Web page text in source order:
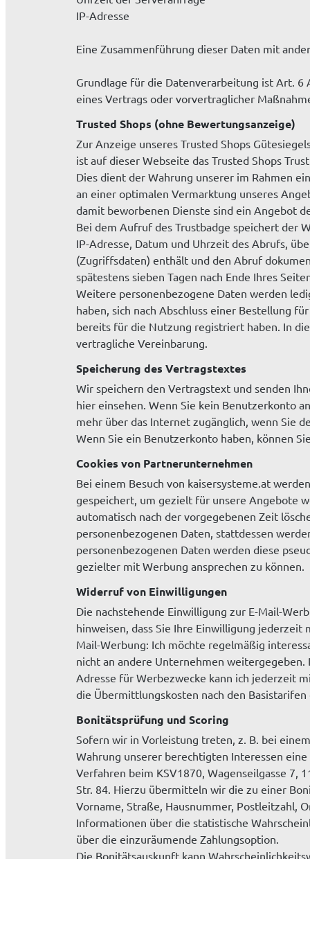
IP-Adresse
Eine Zusammenführung dieser Daten mit
Grundlage für die Datenverarbeitung ist Art. 6
eines Vertrags oder vorvertraglicher
Trusted Shops (ohne Bewertungsanzeige)
Zur Anzeige unseres Trusted Shops
ist auf dieser Webseite das Trusted Shops
Dies dient der Wahrung unserer im Rahmen
an einer optimalen Vermarktung unseres
damit beworbenen Dienste sind ein Angebot
Bei dem Aufruf des Trustbadge speichert der
IP-Adresse, Datum und Uhrzeit des Abrufs,
(Zugriffsdaten) enthält und den Abruf
spätestens sieben Tagen nach Ende Ihres
Weitere personenbezogene Daten werden
haben, sich nach Abschluss einer Bestellung
bereits für die Nutzung registriert haben. In
vertragliche Vereinbarung.
Speicherung des Vertragstextes
Wir speichern den Vertragstext und senden
hier einsehen. Wenn Sie kein Benutzerkonto
mehr über das Internet zugänglich, wenn Sie
Wenn Sie ein Benutzerkonto haben, können
Cookies von Partnerunternehmen
Bei einem Besuch von kaisersysteme.at
gespeichert, um gezielt für unsere Angebote
automatisch nach der vorgegebenen Zeit
personenbezogenen Daten, stattdessen
personenbezogenen Daten werden diese
gezielter mit Werbung ansprechen zu können.
Widerruf von Einwilligungen
Die nachstehende Einwilligung zur E-Mail-
hinweisen, dass Sie Ihre Einwilligung
Mail-Werbung: Ich möchte regelmäßig
nicht an andere Unternehmen
Adresse für Werbezwecke kann ich jederzeit
die Übermittlungskosten nach den
Bonitätsprüfung und Scoring
Sofern wir in Vorleistung treten, z. B. bei
Wahrung unserer berechtigten Interessen
Verfahren beim KSV1870, Wagenseilgasse 7,
Str. 84. Hierzu übermitteln wir die zu einer
Vorname, Straße, Hausnummer, Postleitzahl,
Informationen über die statistische
über die einzuräumende Zahlungsoption.
Die Bonitätsauskunft kann